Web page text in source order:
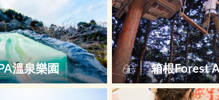
溫泉樂園 箱根Forest